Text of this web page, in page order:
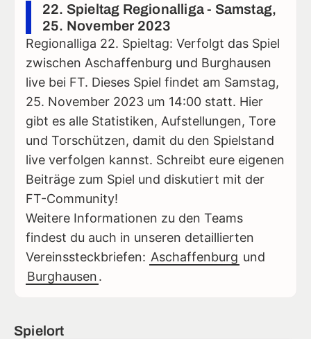
22. Spieltag Regionalliga - Samstag,
25. November 2023
Regionalliga 22. Spieltag: Verfolgt das Spiel
zwischen Aschaffenburg und Burghausen
live bei FT. Dieses Spiel findet am Samstag,
25. November 2023 um 14:00 statt. Hier
gibt es alle Statistiken, Aufstellungen, Tore
und Torschützen, damit du den Spielstand
live verfolgen kannst. Schreibt eure eigenen
Beiträge zum Spiel und diskutiert mit der
FT-Community!
Weitere Informationen zu den Teams
findest du auch in unseren detaillierten
Vereinssteckbriefen: Aschaffenburg und
Burghausen.
Spielort